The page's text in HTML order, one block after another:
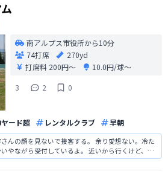
南アルプス市役所から10分
74打席
270yd
打席料 200円〜
10.0円/球〜
3
2 0
ード超 レンタルクラブ 早朝
んの顔を見ないで接客する。 余り愛想ない。冷た
やながら受付しているよ。 近いから行くけど、余